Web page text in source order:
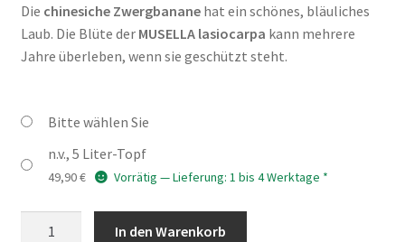
bis
59,90 €
Die chinesiche Zwergbananehat ein schönes, bläuliches
Laub. Die Blüte der MUSELLA lasiocarpa kann mehrere
Jahre überleben, wenn sie geschützt steht.
Bitte wählen Sie
n.v., 5 Liter-Topf
49,90€ Vorrätig — Lieferung: 1 bis 4 Werktage *
In den Warenkorb